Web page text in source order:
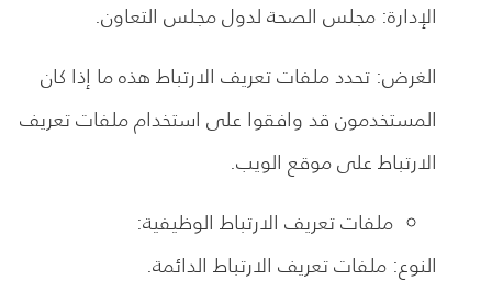
الإدارة: مجلس الصحة لدول مجلس التعاون.
الغرض: تحدد ملفات تعريف الارتباط هذه ما إذا كان
المستخدمون قد وافقوا على استخدام ملفات تعريف
الارتباط على موقع الويب.
ملفات تعريف الارتباط الوظيفية:
النوع: ملفات تعريف الارتباط الدائمة.